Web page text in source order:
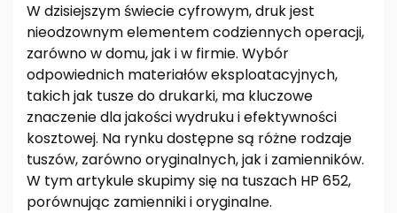
W dzisiejszym świecie cyfrowym, druk jest
nieodzownym elementem codziennych operacji,
zarówno w domu, jak i w firmie. Wybór
odpowiednich materiałów eksploatacyjnych,
takich jak tusze do drukarki, ma kluczowe
znaczenie dla jakości wydruku i efektywności
kosztowej. Na rynku dostępne są różne rodzaje
tuszów, zarówno oryginalnych, jak i zamienników.
W tym artykule skupimy się na tuszach HP 652,
porównując zamienniki i oryginalne.